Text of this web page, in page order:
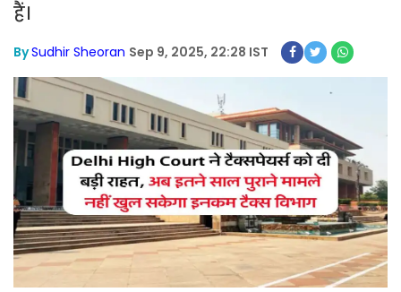
हैं।
BySudhir Sheoran Sep 9, 2025, 22:28 IST